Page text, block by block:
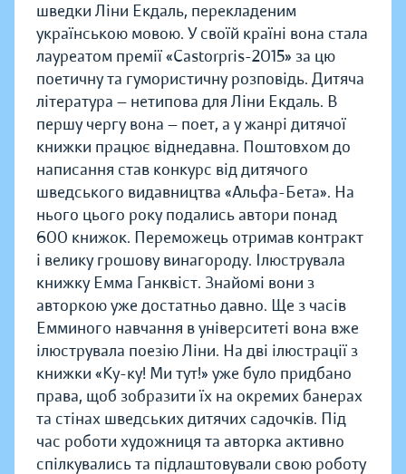
шведки Ліни Екдаль, перекладеним
українською мовою. У своїй країні вона стала
лауреатом премії «Castorpris-2015» за цю
поетичну та гумористичну розповідь. Дитяча
література — нетипова для Ліни Екдаль. В
першу чергу вона — поет, а у жанрі дитячої
книжки працює віднедавна. Поштовхом до
написання став конкурс від дитячого
шведського видавництва «Альфа-Бета». На
нього цього року подались автори понад
600 книжок. Переможець отримав контракт
і велику грошову винагороду. Ілюструвала
книжку Емма Ганквіст. Знайомі вони з
авторкою уже достатньо давно. Ще з часів
Емминого навчання в університеті вона вже
ілюструвала поезію Ліни. На дві ілюстрації з
книжки «Ку-ку! Ми тут!» уже було придбано
права, щоб зобразити їх на окремих банерах
та стінах шведських дитячих садочків. Під
час роботи художниця та авторка активно
спілкувались та підлаштовували свою роботу